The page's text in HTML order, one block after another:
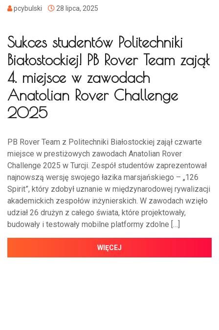
pcybulski 28 lipca, 2025
Sukces studentów Politechniki
Białostockiej! PB Rover Team zajął
4. miejsce w zawodach
Anatolian Rover Challenge
2025
PB Rover Team z Politechniki Białostockiej zajął czwarte
miejsce w prestiżowych zawodach Anatolian Rover
Challenge 2025 w Turcji. Zespół studentów zaprezentował
najnowszą wersję swojego łazika marsjańskiego – „126
Spirit”, który zdobył uznanie w międzynarodowej rywalizacji
akademickich zespołów inżynierskich. W zawodach wzięło
udział 26 drużyn z całego świata, które projektowały,
budowały i testowały mobilne platformy zdolne […]
WIĘCEJ